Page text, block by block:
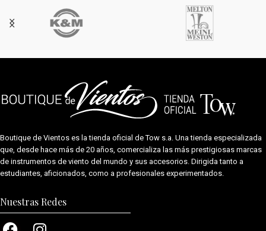
Boutique de Vientos es la tienda oficial deTow s.a. Una tienda especializada
que, desde hace más de 20 años, comercializa las más prestigiosas marcas
de instrumentos de viento del mundo y sus accesorios. Dirigida tanto a
estudiantes, aficionados, como a profesionales experimentados.
Nuestras Redes